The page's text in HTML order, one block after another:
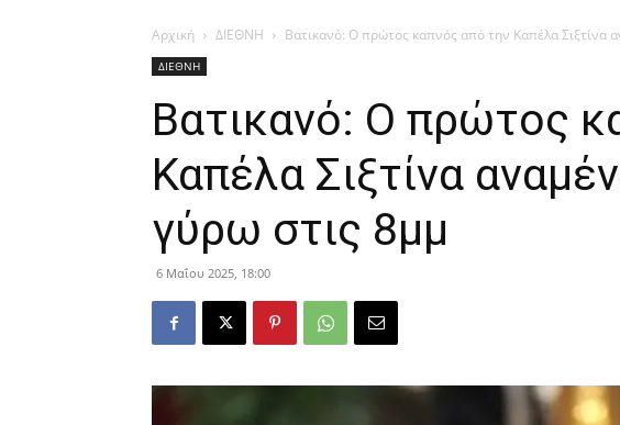
Αρχική ΔΙΕΘΝΗ Βατικανό: O πρώτος καπνός από την Καπέλα Σιξτίνα
ΔΙΕΘΝΗ
Βατικανό: O πρώτος
Καπέλα Σιξτίνα
γύρω στις 8μμ
6 Μαΐου 2025, 18:00